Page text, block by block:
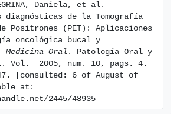
está produciendo un importante
y el seguimiento de la
de cabeza y cuello.
Daniela, et al.
diagnósticas de la Tomografía
Positrones (PET): Aplicaciones
oncológica bucal y
Medicina Oral . Patología Oral y
Vol.  2005, num. 10, pags. 4.
[consulted: 6 of August of
at:
2445/48935